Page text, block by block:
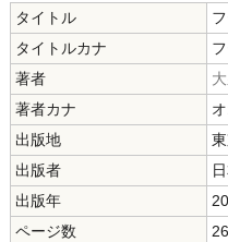
タイトル
タイトルカナ
著者
著者カナ
出版地
出版者
出版年
ページ数